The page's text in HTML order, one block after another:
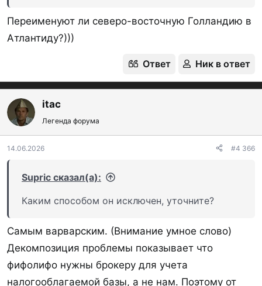
Переименуют ли северо-восточную Голландию в
Атлантиду?)))
Ответ Ник в ответ
itac
Легенда форума
14.06.2026 #4 366
Supric сказал(а):
Каким способом он исключен, уточните?
Самым варварским. (Внимание умное слово)
Декомпозиция проблемы показывает что
фифолифо нужны брокеру для учета
налогооблагаемой базы, а не нам. Поэтому от